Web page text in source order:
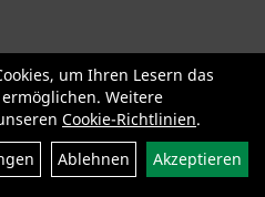
Cervélo BMC Orbea
Yeti
Komponenten
Bekleidung
Sale
um Ihren Lesern das
Weitere
Cookie-Richtlinien.
Ablehnen Akzeptieren